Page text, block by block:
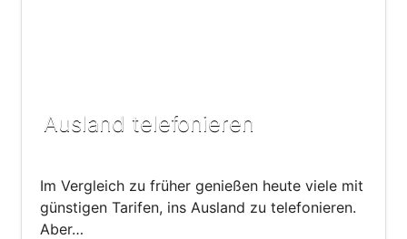
Ausland telefonieren
Im Vergleich zu früher genießen heute viele mit
günstigen Tarifen, ins Ausland zu telefonieren.
Aber…